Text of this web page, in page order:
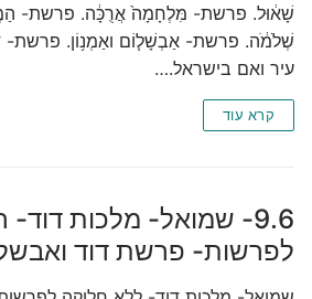
שָׁא֔וּל. פרשת- מִּלְחָמָה֙ אֲרֻכָּ֔ה. פרשת-
שְׁלֹמֹ֔ה. פרשת- אַבְשָׁל֧וֹם ואַמְנ֥וֹן. פרשת-
עיר ואם בישראל.…
קרא עוד
9.6- שמואל- מלכות דוד-
לפרשות- פרשת דוד